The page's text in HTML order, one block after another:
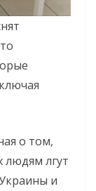
о том,
людям лгут
и